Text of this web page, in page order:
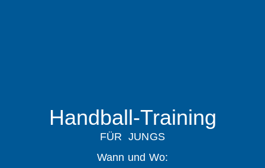
Handball-Training
FÜR JUNGS
Wann und Wo: